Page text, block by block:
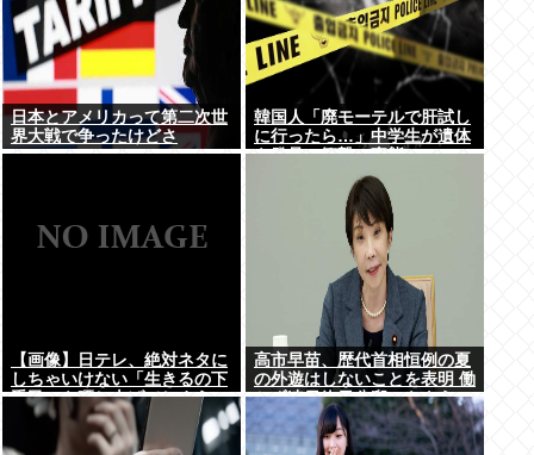
日本とアメリカって第二次世
界大戦で争ったけどさ
韓国人「廃モーテルで肝試し
に行ったら…」中学生が遺体
を発見、衝撃の事態に
【画像】日テレ、絶対ネタに
しちゃいけない「生きるの下
手民」を晒し上げてしまう
高市早苗、歴代首相恒例の夏
の外遊はしないことを表明 働
かず連日終日公邸のもよう